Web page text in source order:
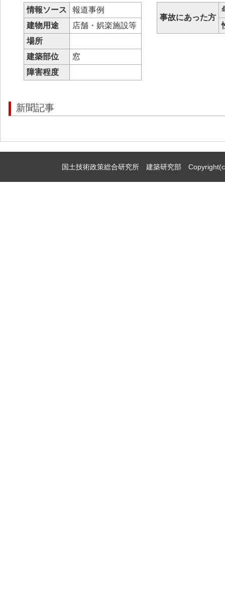
情報ソース
報道事例
建物用途
店舗・娯楽施設等
場所
建築部位
窓
障害程度
事故にあった方
新聞記事
国土技術政策総合研究所 建築研究部